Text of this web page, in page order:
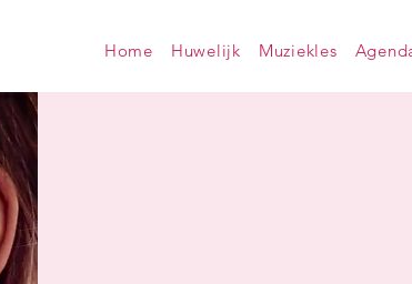
Home Huwelijk Muziekles